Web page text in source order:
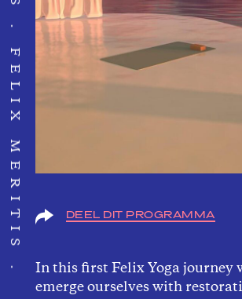
FELIX MERITIS
DEEL DIT PROGRAMMA
In this first Felix Yoga journey
emerge ourselves with